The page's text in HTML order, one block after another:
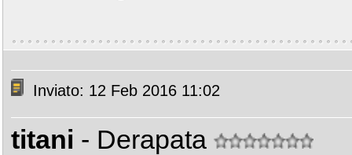
Inviato: 12 Feb 2016 11:02
titani - Derapata